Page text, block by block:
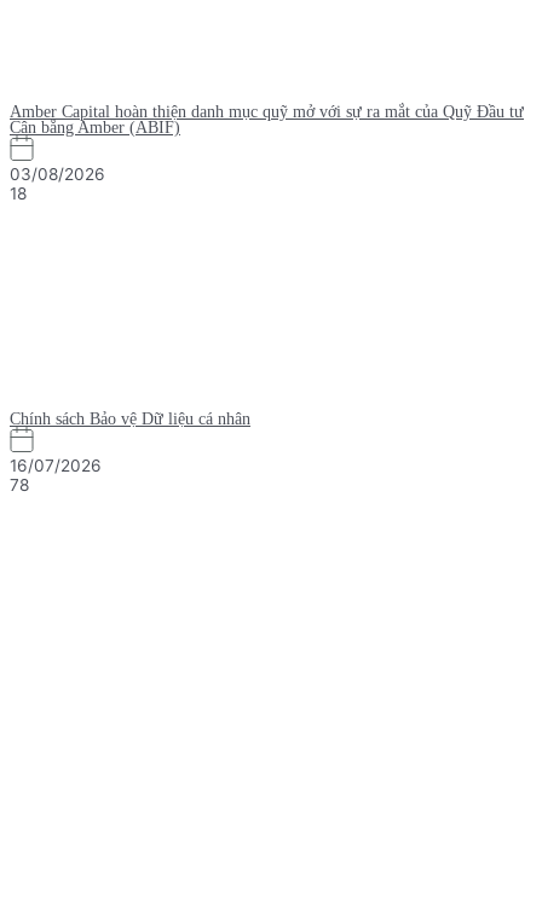
Amber Capital hoàn thiện danh mục quỹ mở với sự ra mắt của Quỹ Đầu tư
Cân bằng Amber (ABIF)
03/08/2026
18
Chính sách Bảo vệ Dữ liệu cá nhân
16/07/2026
78